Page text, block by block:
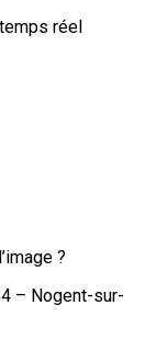
réel
?
– Nogent-sur-